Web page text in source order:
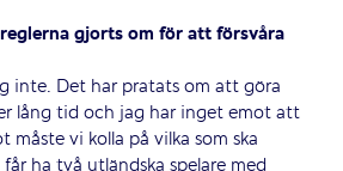
gjorts om för att försvåra
inte. Det har pratats om att göra
lång tid och jag har inget emot att
måste vi kolla på vilka som ska